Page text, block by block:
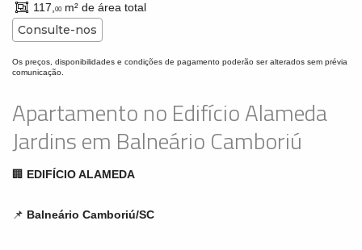
117, 00m² de área total
Consulte-nos
Os preços, disponibilidades e condições de pagamento poderão ser alterados sem prévia
comunicação.
Apartamento no Edifício Alameda
Jardins em Balneário Camboriú
🏢 EDIFÍCIO ALAMEDA
📌 Balneário Camboriú/SC